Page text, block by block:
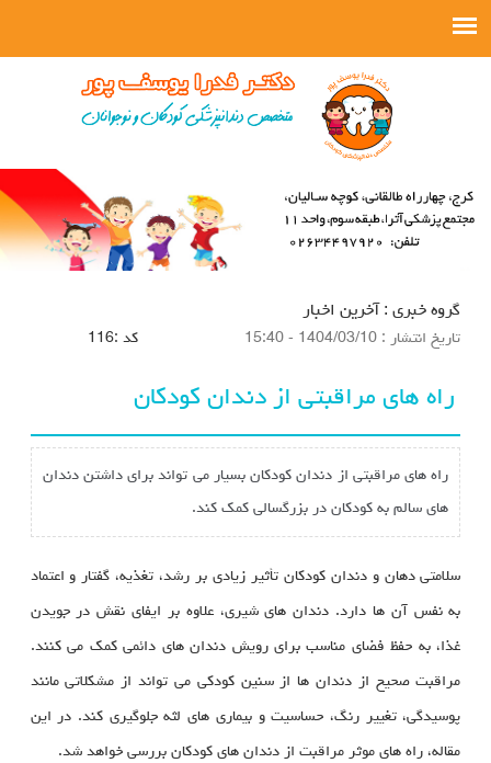
گروه خبري : آخرین اخبار
تاريخ انتشار : 1404/03/10 - 15:40 كد :116
راه های مراقبتی از دندان کودکان
راه های مراقبتی از دندان کودکان بسیار می تواند برای داشتن دندان
های سالم به کودکان در بزرگسالی کمک کند.
سلامتی دهان و دندان کودکان تأثیر زیادی بر رشد، تغذیه، گفتار و اعتماد
به نفس آن‌ ها دارد. دندان‌ های شیری، علاوه بر ایفای نقش در جویدن
غذا، به حفظ فضای مناسب برای رویش دندان‌ های دائمی کمک می‌ کنند.
مراقبت صحیح از دندان‌ ها از سنین کودکی می‌ تواند از مشکلاتی مانند
پوسیدگی، تغییر رنگ، حساسیت و بیماری‌ های لثه جلوگیری کند. در این
مقاله، راه‌ های موثر مراقبت از دندان‌ های کودکان بررسی خواهد شد.